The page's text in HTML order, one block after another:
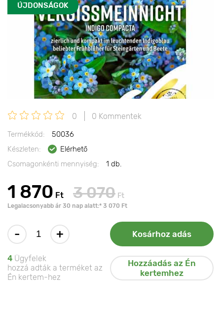
ÚJDONSÁGOK
0 0 Kommentek
Termékkód:
50036
Készleten:
Elérhető
Csomagonkénti mennyiség:
1 db.
1 870 Ft 3 070 Ft
Legalacsonyabb ár 30 nap alatt:* 3 070 Ft
- + Kosárhoz adás
4 Ügyfelek
hozzá adták a terméket az
Én kertem-hez
Hozzáadás az Én
kertemhez